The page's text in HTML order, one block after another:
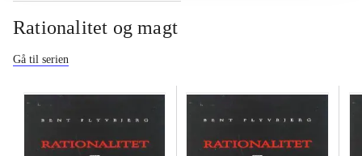
Rationalitet og magt
Gå til serien